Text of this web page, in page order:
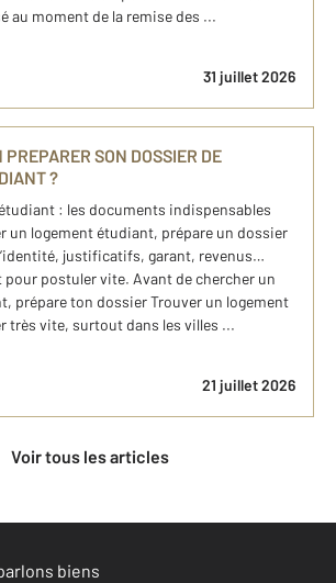
au moment de la remise des ...
31 juillet 2026
PREPARER SON DOSSIER DE
?
: les documents indispensables
un logement étudiant, prépare un dossier
justificatifs, garant, revenus…
postuler vite. Avant de chercher un
prépare ton dossier Trouver un logement
très vite, surtout dans les villes ...
21 juillet 2026
Voir tous les articles
biens